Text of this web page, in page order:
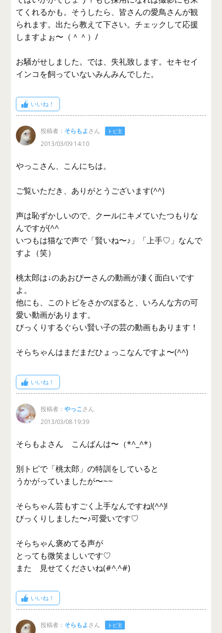
てくれるかも。そうしたら、皆さんの愛鳥さんが観
られます。出たら教えて下さい。チェックして応援
しますよぉ〜（＾＾）/
お騒がせしました。では、失礼致します。セキセイ
インコを飼っていないみんみんでした。
いいね！
投稿者： そらもよさん トピ主
2013/03/09 14:10
やっこさん、こんにちは。
ご覧いただき、ありがとうございます(^^)
声は恥ずかしいので、クールにキメていたつもりな
んですが(^^
いつもは猫なで声で「賢いね〜♪」「上手♡」なんで
すよ（笑）
桃太郎は↓のあおぴーさんの動画が凄く面白いです
よ。
他にも、このトピをさかのぼると、いろんな方の可
愛い動画があります。
びっくりするぐらい賢い子の芸の動画もあります！
そらちゃんはまだまだひょっこなんですよ〜(^^)
いいね！
投稿者：やっこさん
2013/03/08 19:39
そらもよさん こんばんは〜（*^_^*）
別トピで「桃太郎」の特訓をしていると
うかがっていましたが〜~~
そらちゃん芸もすごく上手なんですね!(^^)!
びっくりしました〜♪可愛いです♡
そらちゃん褒めてる声が
とっても微笑ましいです♡
また 見せてくださいね(#^.^#)
いいね！
投稿者： そらもよさん トピ主